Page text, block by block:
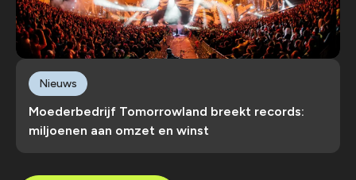
Moederbedrijf Tomorrowland breekt records:
miljoenen aan omzet en winst
Nieuws